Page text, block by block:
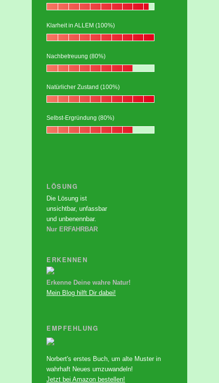
Klarheit in ALLEM (100%)
Nachbetreuung (80%)
Natürlicher Zustand (100%)
Selbst-Ergründung (80%)
LÖSUNG
Die Lösung ist
unsichtbar, unfassbar
und unbenennbar.
Nur ERFAHRBAR
ERKENNEN
Erkenne Deine wahre Natur!
Mein Blog hilft Dir dabei!
EMPFEHLUNG
Norbert's erstes Buch, um alte Muster in
wahrhaft Neues umzuwandeln!
Jetzt bei Amazon bestellen!